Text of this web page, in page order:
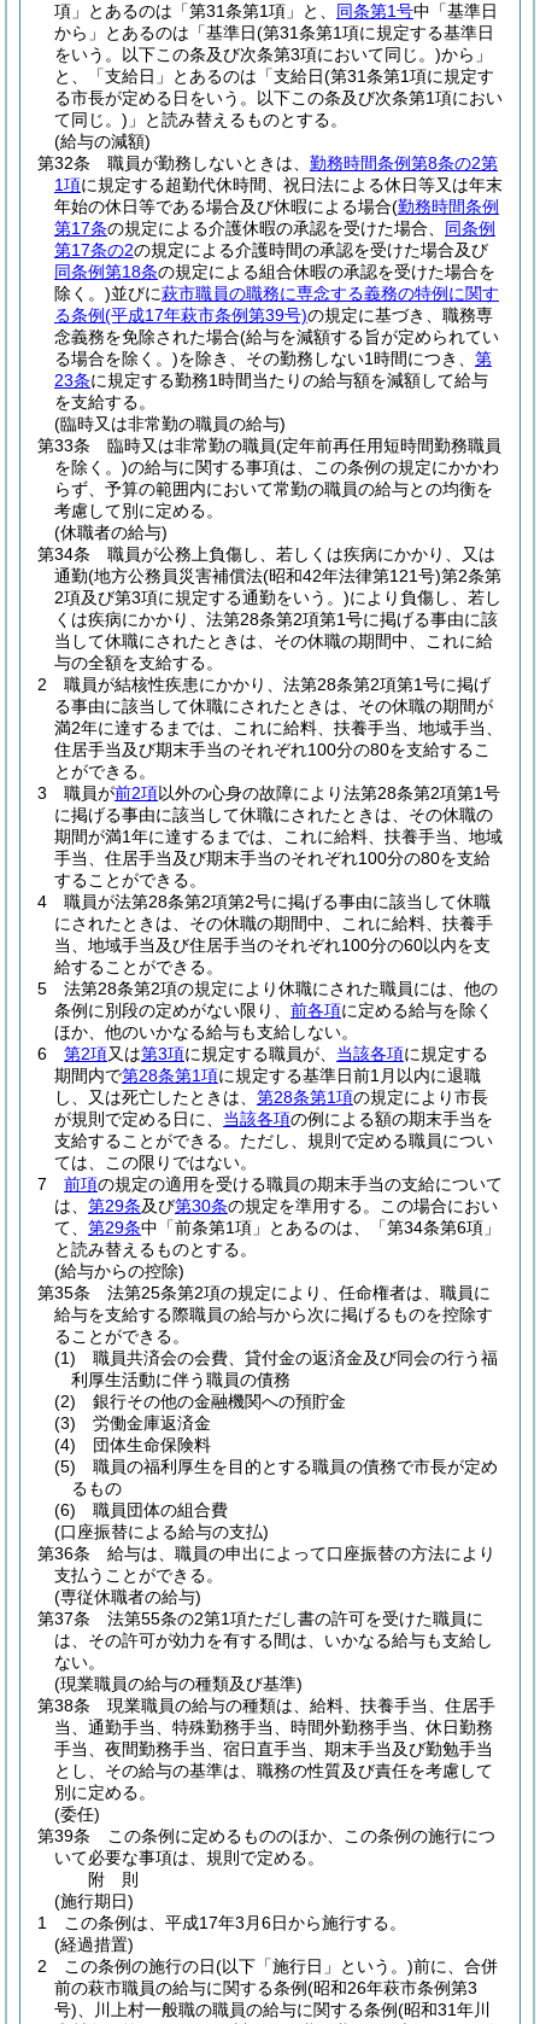
項」とあるのは「第31条第1項」と、 同条第1号中「基準日
から」とあるのは「基準日(第31条第1項に規定する基準日
をいう。以下この条及び次条第3項において同じ。)から」
と、「支給日」とあるのは「支給日(第31条第1項に規定す
る市長が定める日をいう。以下この条及び次条第1項におい
て同じ。) 」と読み替えるものとする。
(給与の減額)
第32条
職員が勤務しないときは、 勤務時間条例第8条の2第
1項に規定する超勤代休時間、祝日法による休日等又は年末
年始の休日等である場合及び休暇による場合(勤務時間条例
第17条の規定による介護休暇の承認を受けた場合、 同条例
第17条の2の規定による介護時間の承認を受けた場合及び
同条例第18条の規定による組合休暇の承認を受けた場合を
除く。)並びに萩市職員の職務に専念する義務の特例に関す
る条例(平成17年萩市条例第39号)の規定に基づき、職務専
念義務を免除された場合(給与を減額する旨が定められてい
る場合を除く。)を除き、その勤務しない1時間につき、 第
23条に規定する勤務1時間当たりの給与額を減額して給与
を支給する。
(臨時又は非常勤の職員の給与)
第33条
臨時又は非常勤の職員(定年前再任用短時間勤務職員
を除く。)の給与に関する事項は、この条例の規定にかかわ
らず、予算の範囲内において常勤の職員の給与との均衡を
考慮して別に定める。
(休職者の給与)
第34条
職員が公務上負傷し、若しくは疾病にかかり、又は
通勤(地方公務員災害補償法(昭和42年法律第121号)第2条第
2項及び第3項に規定する通勤をいう。)により負傷し、若し
くは疾病にかかり、法第28条第2項第1号に掲げる事由に該
当して休職にされたときは、その休職の期間中、これに給
与の全額を支給する。
2
職員が結核性疾患にかかり、法第28条第2項第1号に掲げ
る事由に該当して休職にされたときは、その休職の期間が
満2年に達するまでは、これに給料、扶養手当、地域手当、
住居手当及び期末手当のそれぞれ100分の80を支給するこ
とができる。
3
職員が前2項以外の心身の故障により法第28条第2項第1号
に掲げる事由に該当して休職にされたときは、その休職の
期間が満1年に達するまでは、これに給料、扶養手当、地域
手当、住居手当及び期末手当のそれぞれ100分の80を支給
することができる。
4
職員が法第28条第2項第2号に掲げる事由に該当して休職
にされたときは、その休職の期間中、これに給料、扶養手
当、地域手当及び住居手当のそれぞれ100分の60以内を支
給することができる。
5
法第28条第2項の規定により休職にされた職員には、他の
条例に別段の定めがない限り、 前各項に定める給与を除く
ほか、他のいかなる給与も支給しない。
6
第2項又は第3項に規定する職員が、 当該各項に規定する
期間内で第28条第1項に規定する基準日前1月以内に退職
し、又は死亡したときは、 第28条第1項の規定により市長
が規則で定める日に、 当該各項の例による額の期末手当を
支給することができる。 ただし、規則で定める職員につい
ては、この限りではない。
7
前項の規定の適用を受ける職員の期末手当の支給について
は、 第29条及び第30条の規定を準用する。
この場合におい
て、 第29条中「前条第1項」とあるのは、「第34条第6項」
と読み替えるものとする。
(給与からの控除)
第35条
法第25条第2項の規定により、任命権者は、職員に
給与を支給する際職員の給与から次に掲げるものを控除す
ることができる。
(1)
職員共済会の会費、貸付金の返済金及び同会の行う福
利厚生活動に伴う職員の債務
(2)
銀行その他の金融機関への預貯金
(3)
労働金庫返済金
(4)
団体生命保険料
(5)
職員の福利厚生を目的とする職員の債務で市長が定め
るもの
(6)
職員団体の組合費
(口座振替による給与の支払)
第36条
給与は、職員の申出によって口座振替の方法により
支払うことができる。
(専従休職者の給与)
第37条
法第55条の2第1項ただし書の許可を受けた職員に
は、その許可が効力を有する間は、いかなる給与も支給し
ない。
(現業職員の給与の種類及び基準)
第38条
現業職員の給与の種類は、給料、扶養手当、住居手
当、通勤手当、特殊勤務手当、時間外勤務手当、休日勤務
手当、夜間勤務手当、宿日直手当、期末手当及び勤勉手当
とし、その給与の基準は、職務の性質及び責任を考慮して
別に定める。
(委任)
第39条
この条例に定めるもののほか、この条例の施行につ
いて必要な事項は、規則で定める。
附 則
(施行期日)
1
この条例は、平成17年3月6日から施行する。
(経過措置)
2
この条例の施行の日(以下「施行日」という。)前に、合併
前の萩市職員の給与に関する条例(昭和26年萩市条例第3
号) 、川上村一般職の職員の給与に関する条例(昭和31年川